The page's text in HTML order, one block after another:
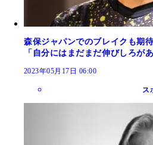
森保ジャパンでのブレイクも期
「自分にはまだまだ伸びしろが
2023年05月17日 06:00
ス